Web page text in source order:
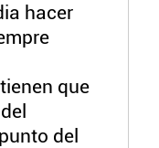
hacer
que
del